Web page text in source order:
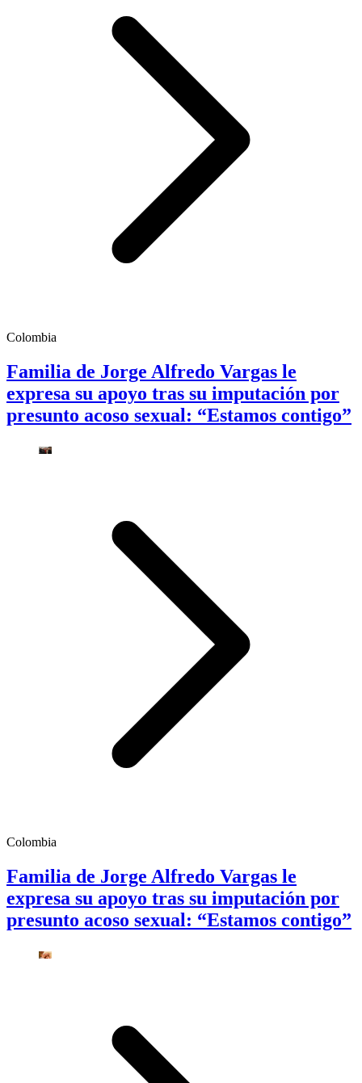
Colombia
Familia de Jorge Alfredo Vargas le
expresa su apoyo tras su imputación por
presunto acoso sexual: “Estamos contigo”
Colombia
Familia de Jorge Alfredo Vargas le
expresa su apoyo tras su imputación por
presunto acoso sexual: “Estamos contigo”